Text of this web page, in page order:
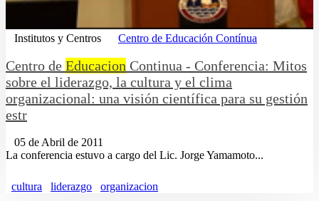
Institutos y Centros Centro de Educación Contínua
Centro de Educacion Continua - Conferencia: Mitos
sobre el liderazgo, la cultura y el clima
organizacional: una visión cientí­fica para su gestión
estr
05 de Abril de 2011
La conferencia estuvo a cargo del Lic. Jorge Yamamoto...
cultura liderazgo organizacion